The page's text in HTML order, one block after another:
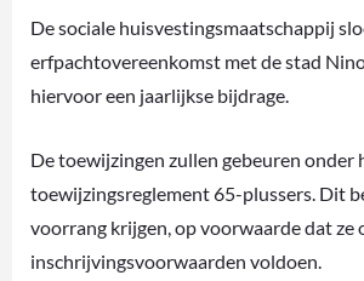
De sociale huisvestingsmaatschappij
erfpachtovereenkomst met de stad
hiervoor een jaarlijkse bijdrage.
De toewijzingen zullen gebeuren onder
toewijzingsreglement 65-plussers. Dit
voorrang krijgen, op voorwaarde dat ze
inschrijvingsvoorwaarden voldoen.